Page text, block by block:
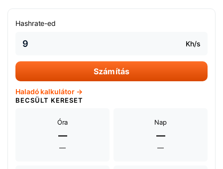
Hashrate-ed
Kh/s
Számítás
Haladó kalkulátor →
BECSÜLT KERESET
Óra
—
—
Nap
—
—